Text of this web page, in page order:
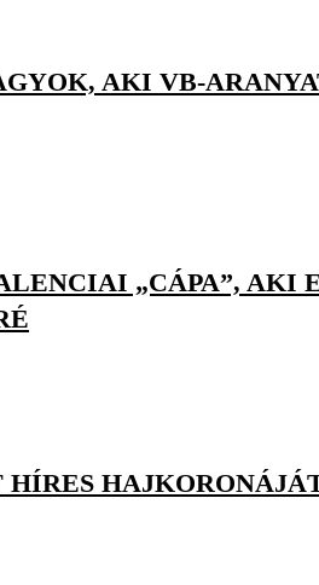
AKI VB-
„CÁPA”, AKI